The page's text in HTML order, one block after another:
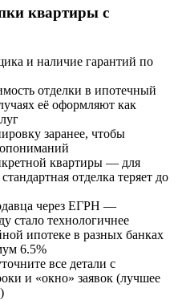
квартиры с
и наличие гарантий по
отделки в ипотечный
её оформляют как
заранее, чтобы
квартиры — для
отделка теряет до
через ЕГРН —
стало технологичнее
ипотеке в разных банках
6.5%
все детали с
и «окно» заявок (лучшее